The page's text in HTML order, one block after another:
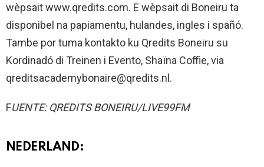
wèpsait www.qredits.com. E wèpsait di Boneiru ta
disponibel na papiamentu, hulandes, ingles i spañó.
Tambe por tuma kontakto ku Qredits Boneiru su
Kordinadó di Treinen i Evento, Shaïna Coffie, via
qreditsacademybonaire@qredits.nl.
FUENTE: QREDITS BONEIRU/LIVE99FM
NEDERLAND: